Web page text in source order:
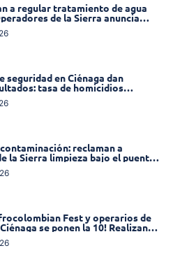
a regular tratamiento de agua
de la Sierra anuncia
varios sectores
seguridad en Ciénaga dan
tasa de homicidios
en 2026
reclaman a
la Sierra limpieza bajo el puente
carrera 11
Fest y operarios de
se ponen la 10! Realizan
posterior del Coliseo